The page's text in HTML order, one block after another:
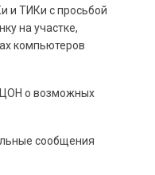
и ТИКи с просьбой
на участке,
компьютеров
о возможных
сообщения